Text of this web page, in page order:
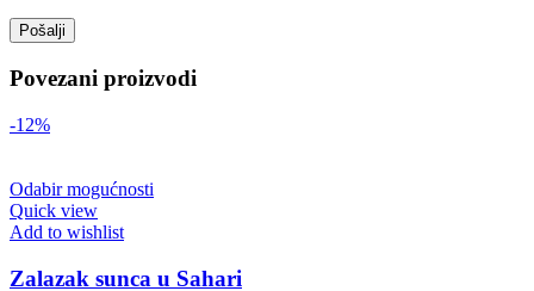
Povezani proizvodi
-12%
Odabir mogućnosti
Quick view
Add to wishlist
Zalazak sunca u Sahari